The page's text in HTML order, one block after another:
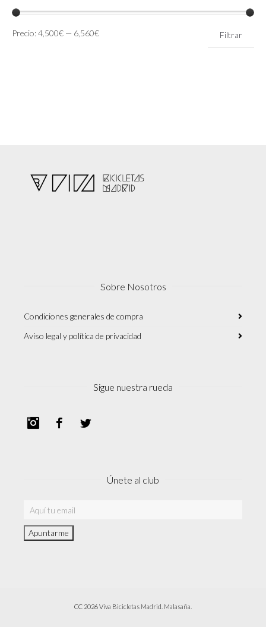
Precio
Precio
Filtrar
Precio:4,500€ — 6,560€
Sobre Nosotros
Condiciones generales de compra
Aviso legal y política de privacidad
Sigue nuestra rueda
InstagramFacebook
Únete al club
CC 2026 Viva Bicicletas Madrid. Malasaña.